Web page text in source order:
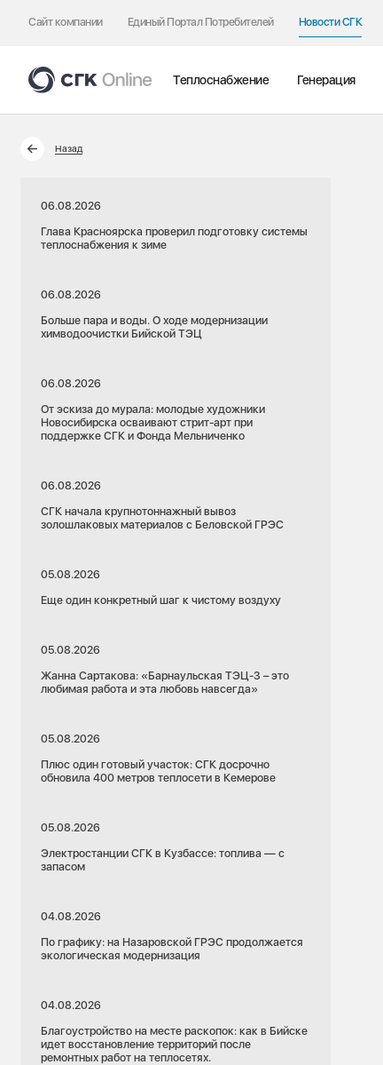
Сайт компании Единый Портал Потребителей Новости СГК
Теплоснабжение Генерация
Назад
06.08.2026
Глава Красноярска проверил подготовку системы
теплоснабжения к зиме
06.08.2026
Больше пара и воды. О ходе модернизации
химводоочистки Бийской ТЭЦ
06.08.2026
От эскиза до мурала: молодые художники
Новосибирска осваивают стрит-арт при
поддержке СГК и Фонда Мельниченко
06.08.2026
СГК начала крупнотоннажный вывоз
золошлаковых материалов с Беловской ГРЭС
05.08.2026
Еще один конкретный шаг к чистому воздуху
05.08.2026
Жанна Сартакова: «Барнаульская ТЭЦ-3 – это
любимая работа и эта любовь навсегда»
05.08.2026
Плюс один готовый участок: СГК досрочно
обновила 400 метров теплосети в Кемерове
05.08.2026
Электростанции СГК в Кузбассе: топлива — с
запасом
04.08.2026
По графику: на Назаровской ГРЭС продолжается
экологическая модернизация
04.08.2026
Благоустройство на месте раскопок: как в Бийске
идет восстановление территорий после
ремонтных работ на теплосетях.